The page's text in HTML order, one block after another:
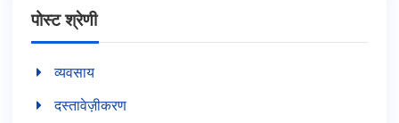
पोस्ट श्रेणी
व्यवसाय
दस्तावेज़ीकरण